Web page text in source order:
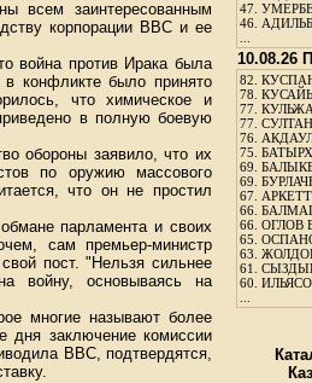
всем заинтересованным
корпорации ВВС и ее
война против Ирака была
конфликте было принято
что химическое и
в полную боевую
обороны заявило, что их
по оружию массового
что он не простил
парламента и своих
сам премьер-министр
пост. "Нельзя сильнее
войну, основываясь на
многие называют более
дня заключение комиссии
ВВС, подтвердятся,
47.
46.
10.08.26
82.
78.
77.
77.
76.
75.
69.
69.
67. АРКЕТТ
66.
66. ОГЛОВ
65.
63.
61.
60.